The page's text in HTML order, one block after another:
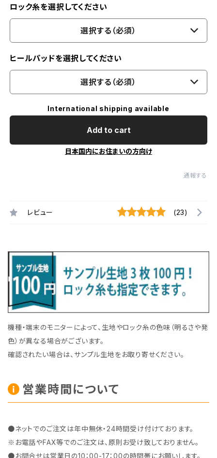
ロック糸を選択してください
選択する（必須）
ヒールパッドを選択してください
選択する（必須）
International shipping available
Add to cart
日本国内にお住まいの方向け
通報する
レビュー (23)
機種・端末のモニターによって、生地やロック糸の色味（明るさや発
色）が異なる場合がございます。
確認されたい場合は、サンプル生地をお取り寄せください。
営業時間について
●ネットでのご注文は年中無休・24時間受け付けております。
※お電話やFAX等でのご注文は、原則お受け致しておりません。
●お問合せは営業日の10：00-17：00の時間帯にお願いします。